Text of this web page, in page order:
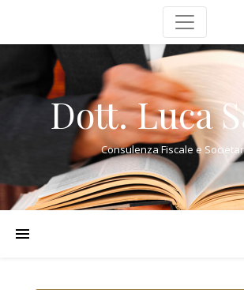
Dott. Luca
Consulenza Fiscale e